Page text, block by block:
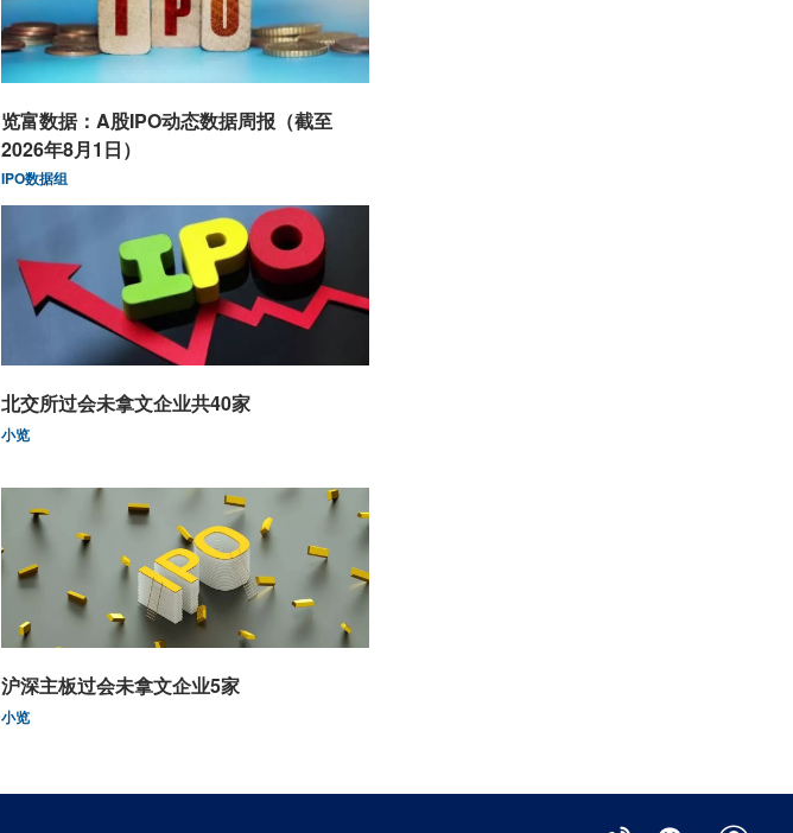
览富数据：A股IPO动态数据周报（截至
2026年8月1日）
IPO数据组
北交所过会未拿文企业共40家
小览
沪深主板过会未拿文企业5家
小览